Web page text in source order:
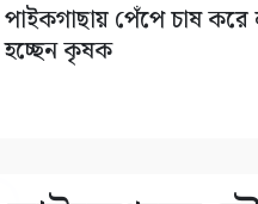
পাইকগাছায় পেঁপে চাষ করে
হচ্ছেন কৃষক